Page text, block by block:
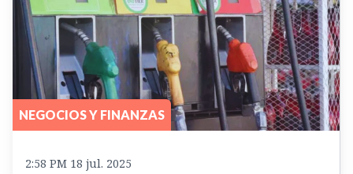
NEGOCIOS Y FINANZAS
2:58 PM 18 jul. 2025